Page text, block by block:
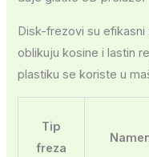
Disk-frezovi su
oblikuju kosine i lastin
plastiku se koriste u
Tip
freza